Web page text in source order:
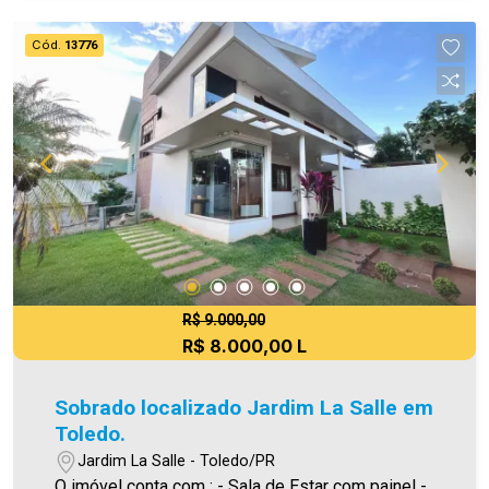
cobrado FCI (Fundo de Conservação do Imóvel),
equivalente a 6% do valor do aluguel. Para mais
detalhes sobre o FCI, acesse o menu LOCAÇÃO
em nosso site. A Imobiliária Ativa possui hoje
uma das maiores carteiras de imóveis
administrados da cidade, atuando com excelência
tanto na locação quanto na venda. Aproveite essa
oportunidade, agende uma visita! Imobiliária Ativa
| Sinta-se em casa! - As informações aqui
prestadas são verdadeiras, todavia, reservamo-
nos o direito de corrigir qualquer erro de
digitação e/ou ortografia, bem como alteração
dos preços e imagens. Fotos meramente
Cód. 13776
R$ 9.000,00
R$ 8.000,00 L
Sobrado localizado Jardim La Salle em
Toledo.
Jardim La Salle - Toledo/PR